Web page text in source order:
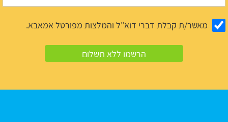
מאשר/ת קבלת דברי דוא"ל והמלצות מפורטל אמאבא.